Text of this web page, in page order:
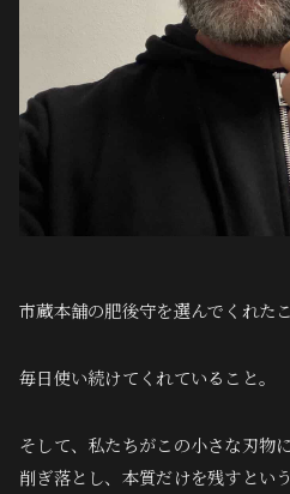
市蔵本舗の肥後守を選んでくれたこ
毎日使い続けてくれていること。
そして、私たちがこの小さな刃
削ぎ落とし、本質だけを残すとい